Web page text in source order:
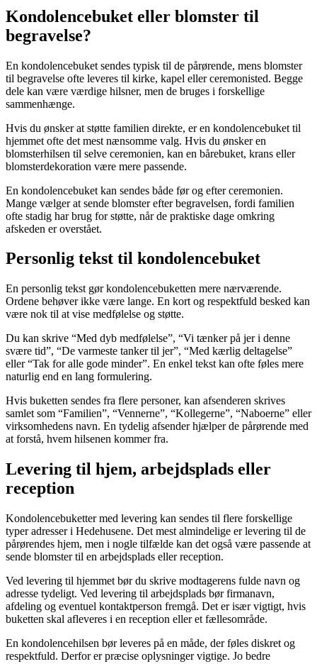
Kondolencebuket eller blomster til
begravelse?
En kondolencebuket sendes typisk til de pårørende, mens blomster
til begravelse ofte leveres til kirke, kapel eller ceremonisted. Begge
dele kan være værdige hilsner, men de bruges i forskellige
sammenhænge.
Hvis du ønsker at støtte familien direkte, er en kondolencebuket til
hjemmet ofte det mest nænsomme valg. Hvis du ønsker en
blomsterhilsen til selve ceremonien, kan en bårebuket, krans eller
blomsterdekoration være mere passende.
En kondolencebuket kan sendes både før og efter ceremonien.
Mange vælger at sende blomster efter begravelsen, fordi familien
ofte stadig har brug for støtte, når de praktiske dage omkring
afskeden er overstået.
Personlig tekst til kondolencebuket
En personlig tekst gør kondolencebuketten mere nærværende.
Ordene behøver ikke være lange. En kort og respektfuld besked kan
være nok til at vise medfølelse og støtte.
Du kan skrive “Med dyb medfølelse”, “Vi tænker på jer i denne
svære tid”, “De varmeste tanker til jer”, “Med kærlig deltagelse”
eller “Tak for alle gode minder”. En enkel tekst kan ofte føles mere
naturlig end en lang formulering.
Hvis buketten sendes fra flere personer, kan afsenderen skrives
samlet som “Familien”, “Vennerne”, “Kollegerne”, “Naboerne” eller
virksomhedens navn. En tydelig afsender hjælper de pårørende med
at forstå, hvem hilsenen kommer fra.
Levering til hjem, arbejdsplads eller
reception
Kondolencebuketter med levering kan sendes til flere forskellige
typer adresser i Hedehusene. Det mest almindelige er levering til de
pårørendes hjem, men i nogle tilfælde kan det også være passende at
sende blomster til en arbejdsplads eller reception.
Ved levering til hjemmet bør du skrive modtagerens fulde navn og
adresse tydeligt. Ved levering til arbejdsplads bør firmanavn,
afdeling og eventuel kontaktperson fremgå. Det er især vigtigt, hvis
buketten skal afleveres i en reception eller et fællesområde.
En kondolencehilsen bør leveres på en måde, der føles diskret og
respektfuld. Derfor er præcise oplysninger vigtige. Jo bedre